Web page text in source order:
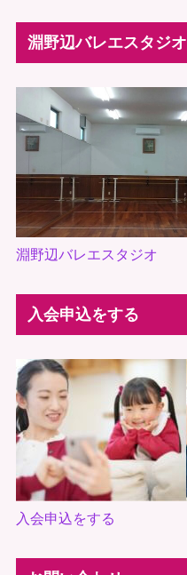
淵野辺バレエスタジオ
淵野辺バレエスタジオ
入会申込をする
入会申込をする